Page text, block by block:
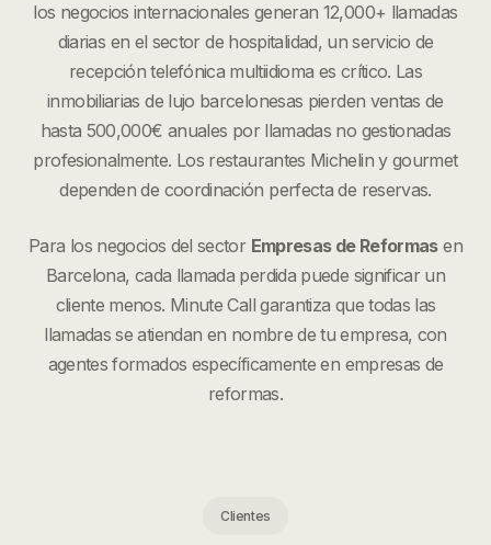
los negocios internacionales generan 12,000+ llamadas
diarias en el sector de hospitalidad, un servicio de
recepción telefónica multiidioma es crítico. Las
inmobiliarias de lujo barcelonesas pierden ventas de
hasta 500,000€ anuales por llamadas no gestionadas
profesionalmente. Los restaurantes Michelin y gourmet
dependen de coordinación perfecta de reservas.
Para los negocios del sector Empresas de Reformasen
Barcelona, cada llamada perdida puede significar un
cliente menos. Minute Call garantiza que todas las
llamadas se atiendan en nombre de tu empresa, con
agentes formados específicamente en empresas de
reformas.
Clientes